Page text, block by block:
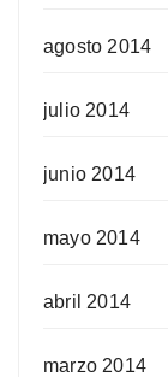
agosto 2014
julio 2014
junio 2014
mayo 2014
abril 2014
marzo 2014